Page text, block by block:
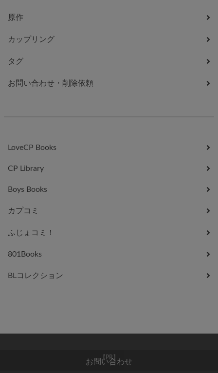
原作
カップリング
タグ
お問い合わせ・削除依頼
LoveCP Books
CP Library
Boys Books
カプコミ
ふじょコミ！
801Books
BLコレクション
お問い合わせ